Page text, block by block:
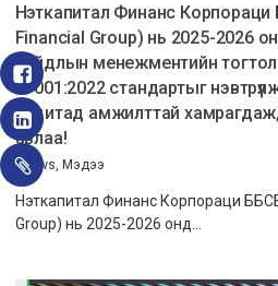
Нэткапитал Финанс
Financial Group) нь 2025-2026
байдлын менежментийн
27001:2022 стандартыг
аудитад амжилттай хамрагдаж,
авлаа!
|News, Мэдээ
Нэткапитал Финанс Корпораци
Group) нь 2025-2026 онд…